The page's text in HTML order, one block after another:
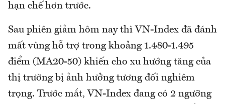
hạn chế hơn trước.
Sau phiên giảm hôm nay thì VN-Index đã đánh
mất vùng hỗ trợ trong khoảng 1.480-1.495
điểm (MA20-50) khiến cho xu hướng tăng của
thị trường bị ảnh hưởng tương đối nghiêm
trọng. Trước mắt, VN-Index đang có 2 ngưỡng